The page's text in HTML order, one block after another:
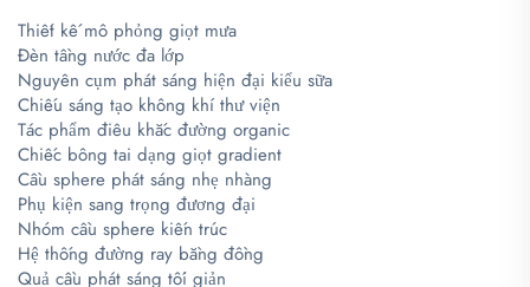
Thiết kế mô phỏng giọt mưa
Đèn tầng nước đa lớp
Nguyên cụm phát sáng hiện đại kiểu sữa
Chiếu sáng tạo không khí thư viện
Tác phẩm điêu khắc đường organic
Chiếc bông tai dạng giọt gradient
Cầu sphere phát sáng nhẹ nhàng
Phụ kiện sang trọng đương đại
Nhóm cầu sphere kiến trúc
Hệ thống đường ray bằng đồng
Quả cầu phát sáng tối giản